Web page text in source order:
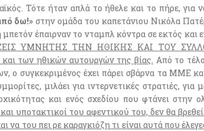
Τότε ήταν απλά το ήθελε και το πήρε,
δω!» στην ομάδα του καπετάνιου Νικόλα
έπαιρναν το νταμπλ κόντρα σε εκτός και
ΥΜΝΗΤΗΣ ΤΗΝ ΗΘΙΚΗΣ ΚΑΙ ΤΟΥ
και των ηθικών αυτουργών της βίας. Από το
ο συγκεκριμένος έχει πάρει σβάρνα τα ΜΜΕ
μιλάει για ιντερνετικές στρατιές,
και ενός σχεδίου που φτάνει στην
και υποτακτικοί του αφεντικού του, δεν θα
να του πει ρε καραγκιόζη τι είναι αυτά που